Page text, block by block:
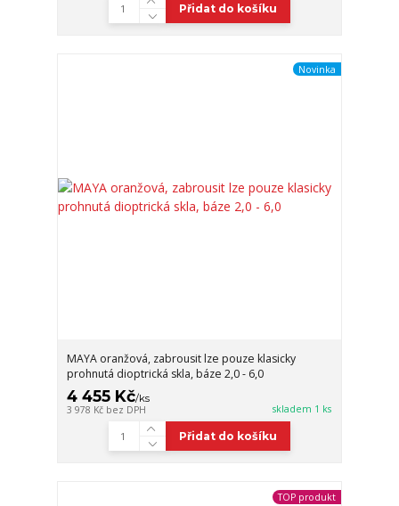
Přidat do košíku
Novinka
MAYA oranžová, zabrousit lze pouze klasicky
prohnutá dioptrická skla, báze 2,0 - 6,0
4 455 Kč/ks
3 978 Kč bez DPH skladem 1 ks
Přidat do košíku
TOP produkt